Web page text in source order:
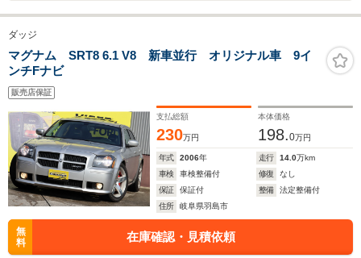
ダッジ
マグナム SRT8 6.1 V8 新車並行 オリジナル車 9イ
ンチFナビ
販売店保証
支払総額
230万円
本体価格
198.0万円
年式 2006年 走行 14.0万km
車検
車検整備付 修復
なし
保証
保証付 整備
法定整備付
住所
岐阜県羽島市
無
料
在庫確認・見積依頼